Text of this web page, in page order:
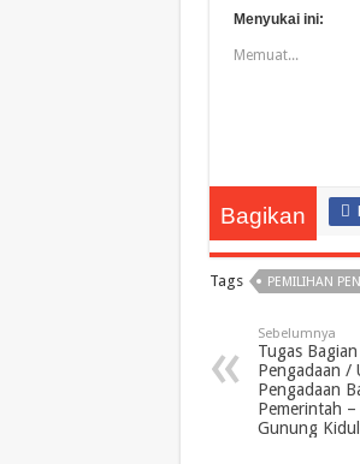
Menyukai ini:
Memuat...
Bagikan
Tags PEMILIHAN
Sebelumnya
Tugas
Pengadaan /
Pengadaan
Pemerintah –
Gunung Kidul